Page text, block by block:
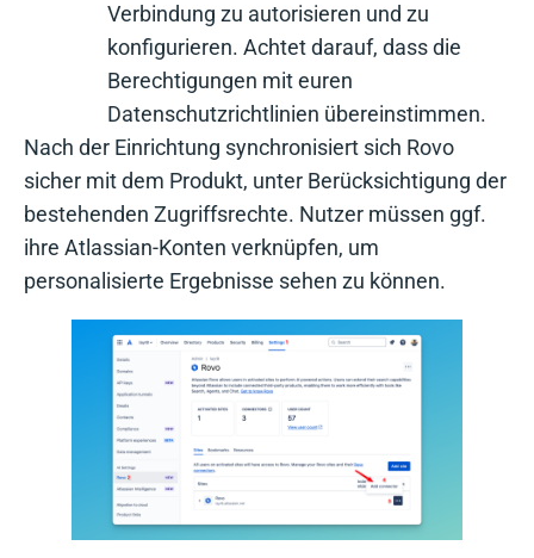
Verbindung zu autorisieren und zu
konfigurieren. Achtet darauf, dass die
Berechtigungen mit euren
Datenschutzrichtlinien übereinstimmen.
Nach der Einrichtung synchronisiert sich Rovo
sicher mit dem Produkt, unter Berücksichtigung der
bestehenden Zugriffsrechte. Nutzer müssen ggf.
ihre Atlassian-Konten verknüpfen, um
personalisierte Ergebnisse sehen zu können.